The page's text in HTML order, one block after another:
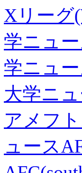
Xリーグ
学ニュー
学ニュー
大学ニ
アメフ
ュース